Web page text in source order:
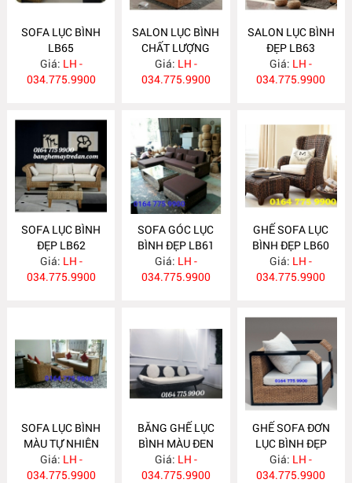
SOFA LỤC BÌNH
LB65
Giá: LH -
034.775.9900
SALON LỤC BÌNH
CHẤT LƯỢNG
CAO LB64
Giá: LH -
034.775.9900
SALON LỤC BÌNH
ĐẸP LB63
Giá: LH -
034.775.9900
SOFA LỤC BÌNH
ĐẸP LB62
Giá: LH -
034.775.9900
SOFA GÓC LỤC
BÌNH ĐẸP LB61
Giá: LH -
034.775.9900
GHẾ SOFA LỤC
BÌNH ĐẸP LB60
Giá: LH -
034.775.9900
SOFA LỤC BÌNH
MÀU TỰ NHIÊN
LB59
Giá: LH -
034.775.9900
BĂNG GHẾ LỤC
BÌNH MÀU ĐEN
ĐẸP LB58
Giá: LH -
034.775.9900
GHẾ SOFA ĐƠN
LỤC BÌNH ĐẸP
LB57
Giá: LH -
034.775.9900